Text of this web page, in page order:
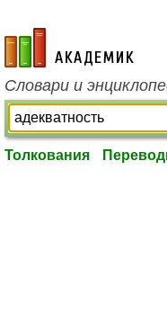
academic.ru
Словари и
Толкования